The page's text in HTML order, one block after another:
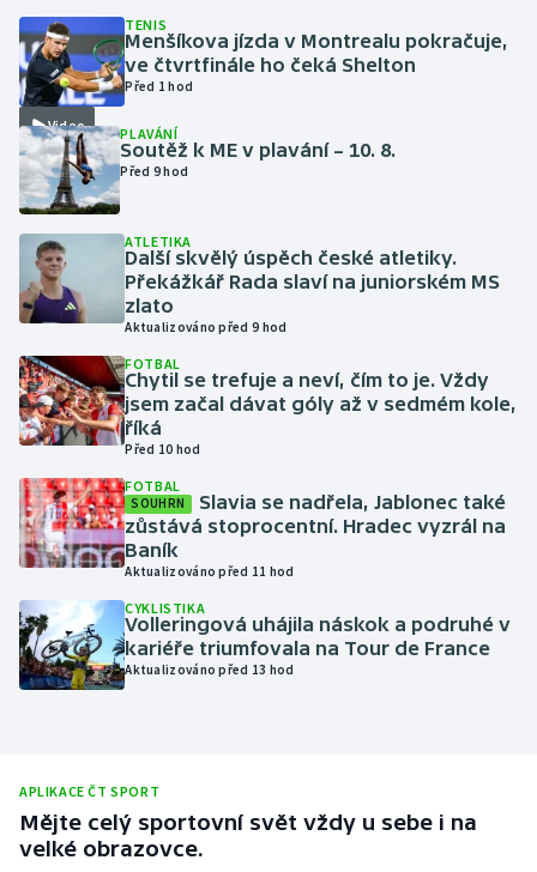
Florbal
Futsal
Golf
Gymnastika
Házená
Jezdectví
Judo
Krasobruslení
Lezení
Lyže a snowboard
Moderní pětiboj
Motorsport
Plavání
Video
TENIS
Menšíkova jízda v Montrealu pokračuje,
ve čtvrtfinále ho čeká Shelton
Před 1 hod
PLAVÁNÍ
Soutěž k ME v plavání – 10. 8.
Před 9 hod
ATLETIKA
Další skvělý úspěch české atletiky.
Překážkář Rada slaví na juniorském MS
zlato
Aktualizováno před 9 hod
FOTBAL
Chytil se trefuje a neví, čím to je. Vždy
jsem začal dávat góly až v sedmém kole,
říká
Před 10 hod
FOTBAL
SOUHRN
Slavia se nadřela, Jablonec také
zůstává stoprocentní. Hradec vyzrál na
Baník
Aktualizováno před 11 hod
CYKLISTIKA
Volleringová uhájila náskok a podruhé v
kariéře triumfovala na Tour de France
Aktualizováno před 13 hod
APLIKACE ČT SPORT
Mějte celý sportovní svět vždy u sebe i na
velké obrazovce.